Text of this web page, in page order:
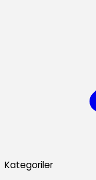
Kategoriler